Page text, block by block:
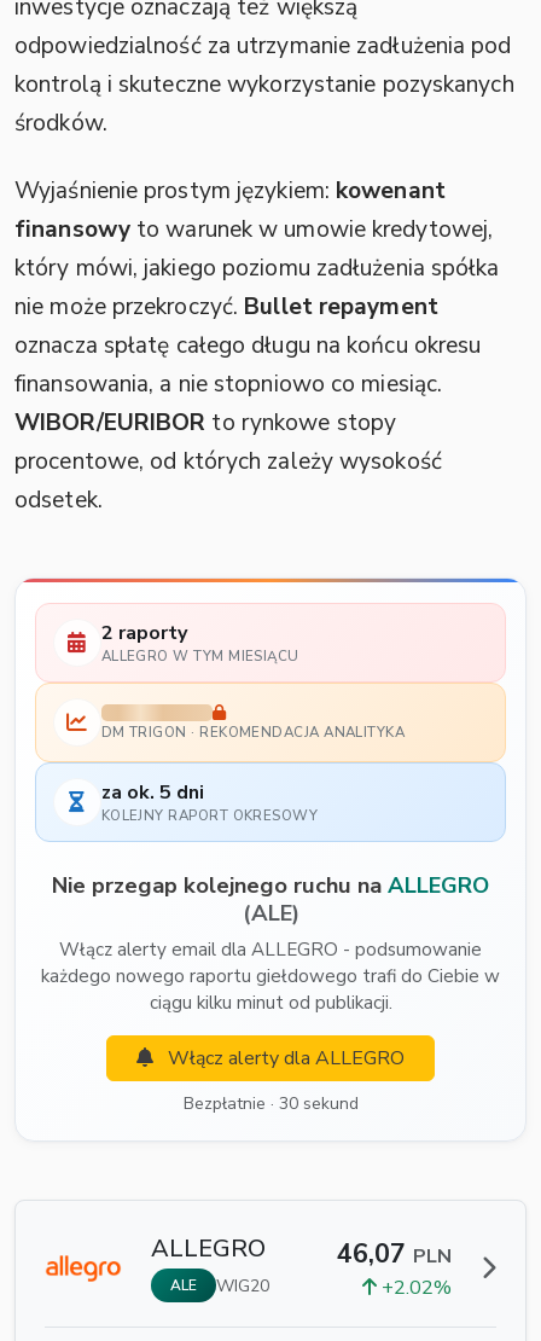
inwestycje oznaczają też większą
odpowiedzialność za utrzymanie zadłużenia pod
kontrolą i skuteczne wykorzystanie pozyskanych
środków.
Wyjaśnienie prostym językiem: kowenant
finansowyto warunek w umowie kredytowej,
który mówi, jakiego poziomu zadłużenia spółka
nie może przekroczyć. Bullet repayment
oznacza spłatę całego długu na końcu okresu
finansowania, a nie stopniowo co miesiąc.
WIBOR/EURIBOR to rynkowe stopy
procentowe, od których zależy wysokość
odsetek.
2 raporty
ALLEGRO W TYM MIESIĄCU
DM TRIGON · REKOMENDACJA ANALITYKA
za ok. 5 dni
KOLEJNY RAPORT OKRESOWY
Nie przegap kolejnego ruchu na ALLEGRO
(ALE)
Włącz alerty email dla ALLEGRO - podsumowanie
każdego nowego raportu giełdowego trafi do Ciebie w
ciągu kilku minut od publikacji.
Włącz alerty dla ALLEGRO
Bezpłatnie · 30 sekund
ALLEGRO
ALE WIG20
46,07 PLN
+2.02%